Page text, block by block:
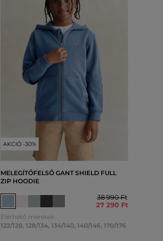
AKCIÓ -30%
MELEGÍTŐFELSŐ GANT SHIELD FULL
ZIP HOODIE
38 990 Ft
27 290 Ft
Elérhető méretek:
122/128, 128/134, 134/140, 140/146, 170/176